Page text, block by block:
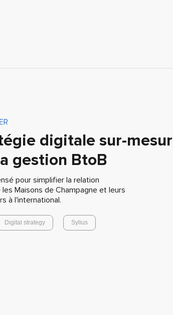
digitale sur-
gestion BtoB
pour simplifier la relation
Maisons de Champagne et leurs
à l'international.
Digital strategy Sylius